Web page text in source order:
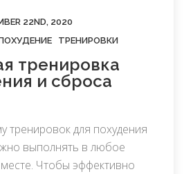
22ND, 2020
ТРЕНИРОВКИ
тренировка
и сброса
тренировок для похудения
выполнять в любое
Чтобы эффективно